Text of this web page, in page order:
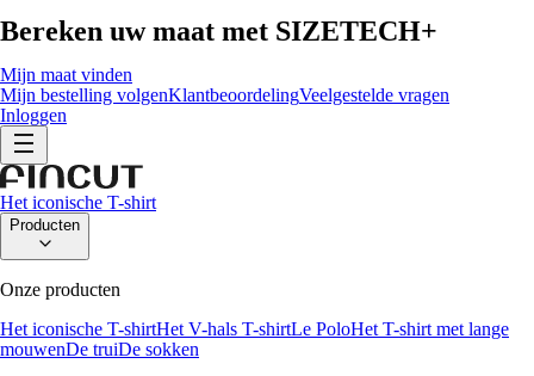
Bereken uw maat met SIZETECH+
Mijn maat vinden
Mijn bestelling volgenKlantbeoordelingVeelgestelde vragen
Inloggen
Het iconische T-shirt
Producten
Onze producten
Het iconische T-shirtHet V-hals T-shirtLe PoloHet T-shirt met lange
mouwenDe truiDe sokken